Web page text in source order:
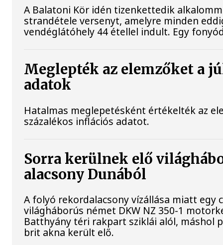
A Balatoni Kör idén tizenkettedik
strandétele versenyt, amelyre minden
vendéglátóhely 44 étellel indult. Egy
Meglepték az elemzőket a
adatok
Hatalmas meglepetésként értékelték az
százalékos inflációs adatot.
Sorra kerülnek elő
alacsony Dunából
A folyó rekordalacsony vízállása miatt egy
világháborús német DKW NZ 350-1
Batthyány téri rakpart sziklái alól, máshol
brit akna került elő.